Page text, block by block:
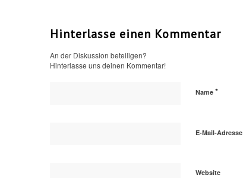
Hinterlasse einen Kommentar
An der Diskussion beteiligen?
Hinterlasse uns deinen Kommentar!
Name *
E-Mail-Adresse
Website